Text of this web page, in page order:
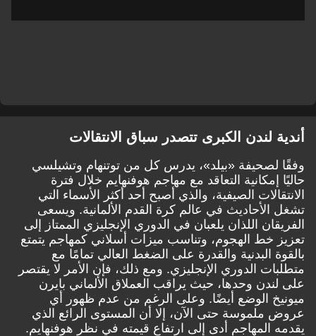
أندية لندن الكبرى تتصدر سباق الانتقالات
وفقًا لصحيفة «بيلد»، يدرس كل من توتنهام وتشيلسي
حاليًا إمكانية التعاقد مع مهاجم هوفنهايم خلال فترة
الانتقالات الصيفية، والذي أصبح أحد أكثر الأسماء التي
تشغل الأحاديث في عالم كرة القدم الألمانية. ويسعى
الفريقان اللذان يلعبان في الدوري الإنجليزي الممتاز إلى
تعزيز خط الهجوم، وتناسب ميزات أسلاني كمهاجم يتمتع
بالقوة البدنية والقدرة على الضغط العالي تمامًا مع
متطلبات الدوري الإنجليزي. ومع ذلك، فإن الأمر لا يقتصر
على لندن وحدها، حيث يراقب العملاق الألماني بايرن
ميونيخ الوضع أيضًا. وعلى الرغم من عدم ظهور أي
عروض ملموسة حتى الآن، إلا أن المستوى الرائع الذي
يقدمه المهاجم أدى إلى ارتفاع قيمته في نظر هوفنهايم.